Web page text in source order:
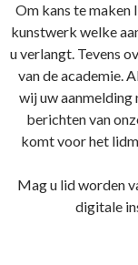
Om kans te maken
kunstwerk welke
u verlangt. Tevens
van de academie.
wij uw aanmelding
berichten van
komt voor het
Mag u lid worden
digitale